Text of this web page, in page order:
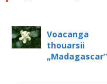
Voacanga
thouarsii
„Madagascar“